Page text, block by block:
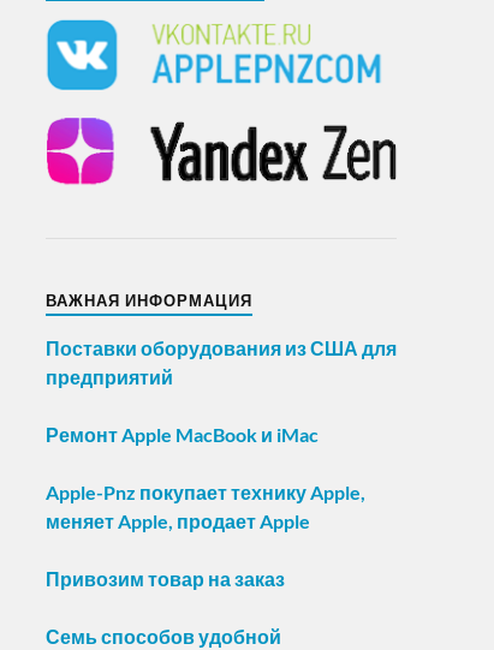
ВАЖНАЯ ИНФОРМАЦИЯ
Поставки оборудования из США для
предприятий
Ремонт Apple MacBook и iMac
Apple-Pnz покупает технику Apple,
меняет Apple, продает Apple
Привозим товар на заказ
Семь способов удобной